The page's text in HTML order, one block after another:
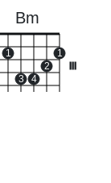
Bm
1
3 4
2
1